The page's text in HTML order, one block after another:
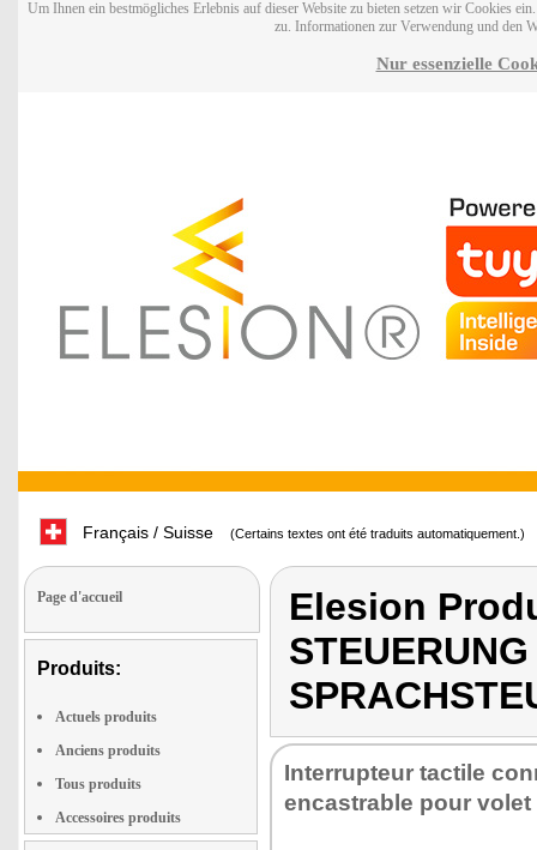
Um Ihnen ein bestmögliches Erlebnis auf dieser Website zu bieten setzen wir Cookies
zu. Informationen zur Verwendung und den
Nur essenzielle
Français / Suisse (Certains textes ont été traduits automatiquement.)
Page d'accueil
Produits:
Actuels produits
Anciens produits
Tous produits
Accessoires produits
Elesion
Interrupteur tactile
encastrable pour